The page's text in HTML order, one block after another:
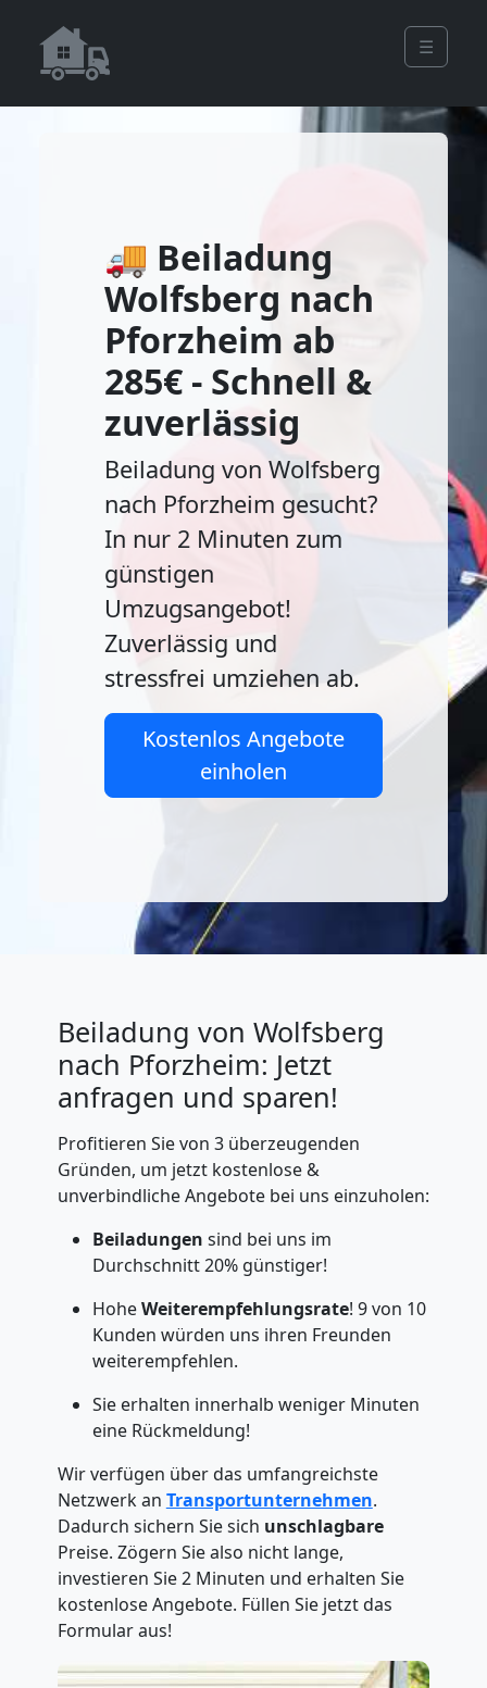
☰
🚚 Beiladung
Wolfsberg nach
Pforzheim ab
285€ - Schnell &
zuverlässig
Beiladung von Wolfsberg
nach Pforzheim gesucht?
In nur 2 Minuten zum
günstigen
Umzugsangebot!
Zuverlässig und
stressfrei umziehen ab.
Kostenlos Angebote
einholen
Beiladung von Wolfsberg
nach Pforzheim: Jetzt
anfragen und sparen!
Profitieren Sie von 3 überzeugenden
Gründen, um jetzt kostenlose &
unverbindliche Angebote bei uns einzuholen:
Beiladungen sind bei uns im
Durchschnitt 20% günstiger!
HoheWeiterempfehlungsrate! 9 von 10
Kunden würden uns ihren Freunden
weiterempfehlen.
Sie erhalten innerhalb weniger Minuten
eine Rückmeldung!
Wir verfügen über das umfangreichste
Netzwerk an Transportunternehmen.
Dadurch sichern Sie sich unschlagbare
Preise. Zögern Sie also nicht lange,
investieren Sie 2 Minuten und erhalten Sie
kostenlose Angebote. Füllen Sie jetzt das
Formular aus!